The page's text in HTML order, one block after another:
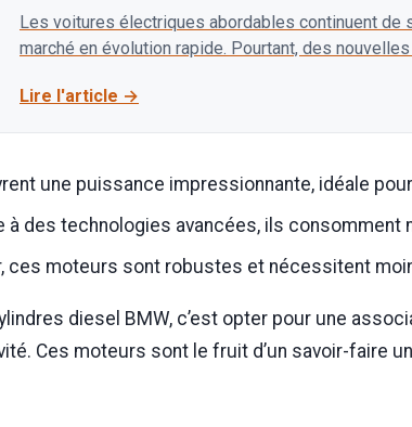
Les voitures électriques abordables continuent de
marché en évolution rapide. Pourtant, des
Lire l'article
une puissance impressionnante, idéale
à des technologies avancées, ils consomment
ces moteurs sont robustes et nécessitent
diesel BMW, c’est opter pour une
Ces moteurs sont le fruit d’un savoir-faire